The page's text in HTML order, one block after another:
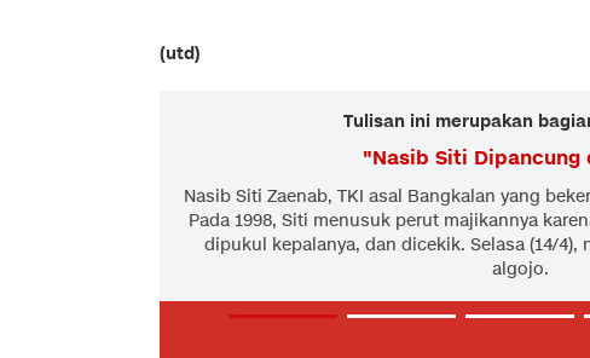
(utd)
Tulisan ini merupakan
"Nasib Siti Dipancung
Nasib Siti Zaenab, TKI asal Bangkalan yang
Pada 1998, Siti menusuk perut majikannya
dipukul kepalanya, dan dicekik. Selasa (14/4),
algojo.